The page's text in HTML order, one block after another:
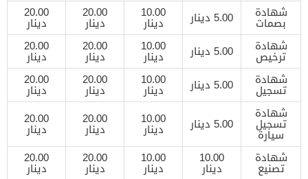
شهادة
بصمات 5.00 دينار 10.00
دينار
20.00
دينار
20.00
دينار
شهادة
ترخيص 5.00 دينار 10.00
دينار
20.00
دينار
20.00
دينار
شهادة
تسجيل 5.00 دينار 10.00
دينار
20.00
دينار
20.00
دينار
شهادة
تسجيل
سيارة
5.00 دينار 10.00
دينار
20.00
دينار
20.00
دينار
شهادة
تصنيع
10.00
دينار
10.00
دينار
20.00
دينار
20.00
دينار